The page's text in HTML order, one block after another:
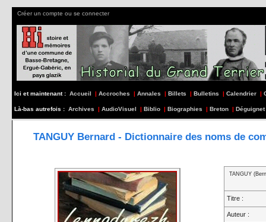
Créer un compte ou se connecter
Ici et maintenant : Accueil | Accroches | Annales | Billets | Bulletins | Calendrier |
Là-bas autrefois : Archives | AudioVisuel | Biblio | Biographies | Breton | Déguignet
TANGUY Bernard - Dictionnaire des noms de
TANGUY
Titre :
Auteur :